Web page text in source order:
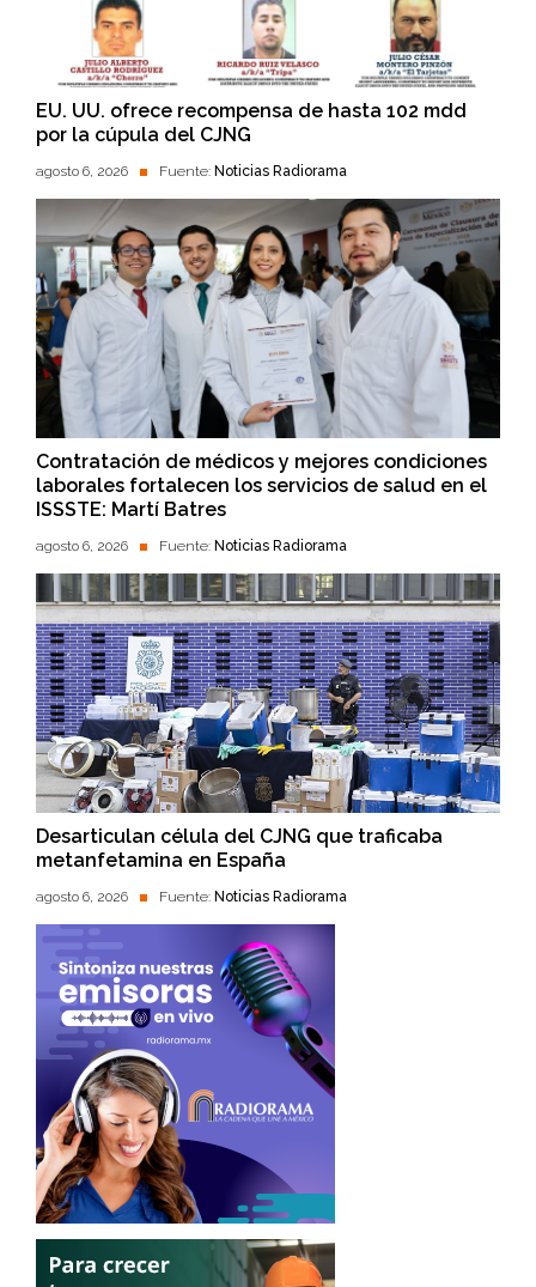
EU. UU. ofrece recompensa de hasta 102 mdd
por la cúpula del CJNG
agosto 6, 2026 Fuente: Noticias Radiorama
Contratación de médicos y mejores condiciones
laborales fortalecen los servicios de salud en el
ISSSTE: Martí Batres
agosto 6, 2026 Fuente: Noticias Radiorama
Desarticulan célula del CJNG que traficaba
metanfetamina en España
agosto 6, 2026 Fuente: Noticias Radiorama